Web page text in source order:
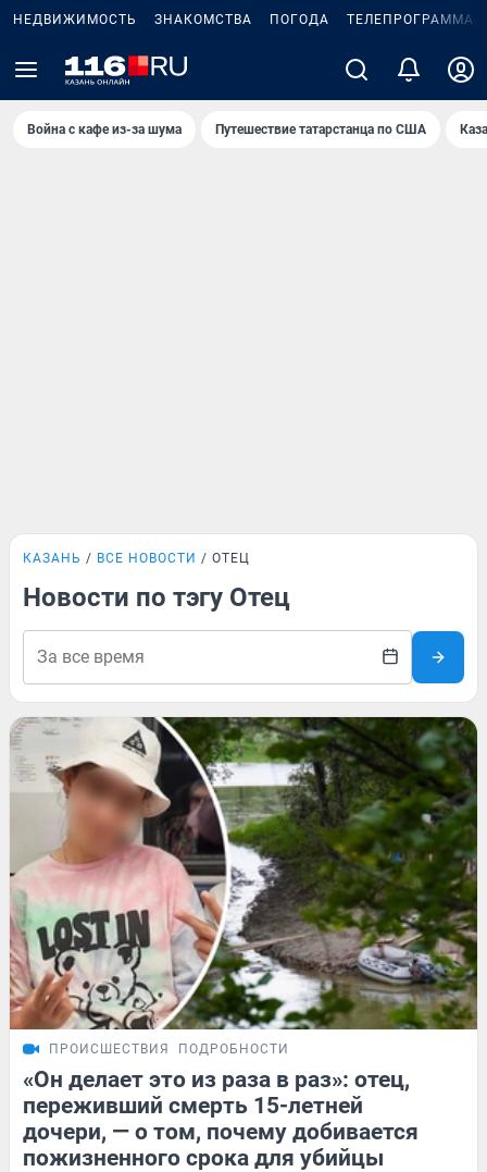
НЕДВИЖИМОСТЬ ЗНАКОМСТВА ПОГОДА ТЕЛЕПРОГРАММА
Война с кафе из-за шума Путешествие татарстанца по США
КАЗАНЬ ВСЕ НОВОСТИ ОТЕЦ
Новости по тэгу Отец
ПРОИСШЕСТВИЯ ПОДРОБНОСТИ
«Он делает это из раза в раз»: отец,
переживший смерть 15-летней
дочери, — о том, почему добивается
пожизненного срока для убийцы